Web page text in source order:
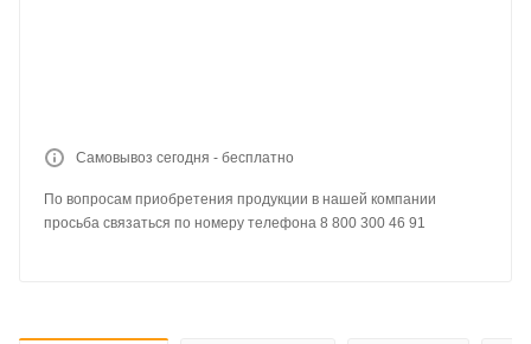
Самовывоз сегодня - бесплатно
По вопросам приобретения продукции в нашей компании
просьба связаться по номеру телефона 8 800 300 46 91